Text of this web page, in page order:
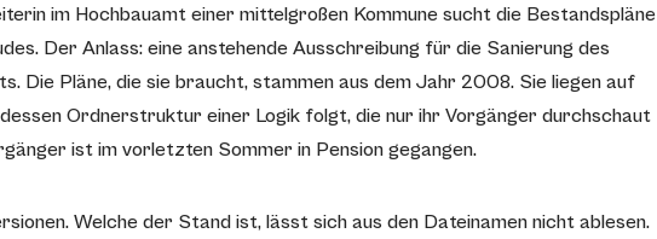
im Hochbauamt einer mittelgroßen Kommune sucht die Bestandspläne
Der Anlass: eine anstehende Ausschreibung für die Sanierung des
Die Pläne, die sie braucht, stammen aus dem Jahr 2008. Sie liegen auf
Ordnerstruktur einer Logik folgt, die nur ihr Vorgänger durchschaut
ist im vorletzten Sommer in Pension gegangen.
Welche der Stand ist, lässt sich aus den Dateinamen nicht ablesen.